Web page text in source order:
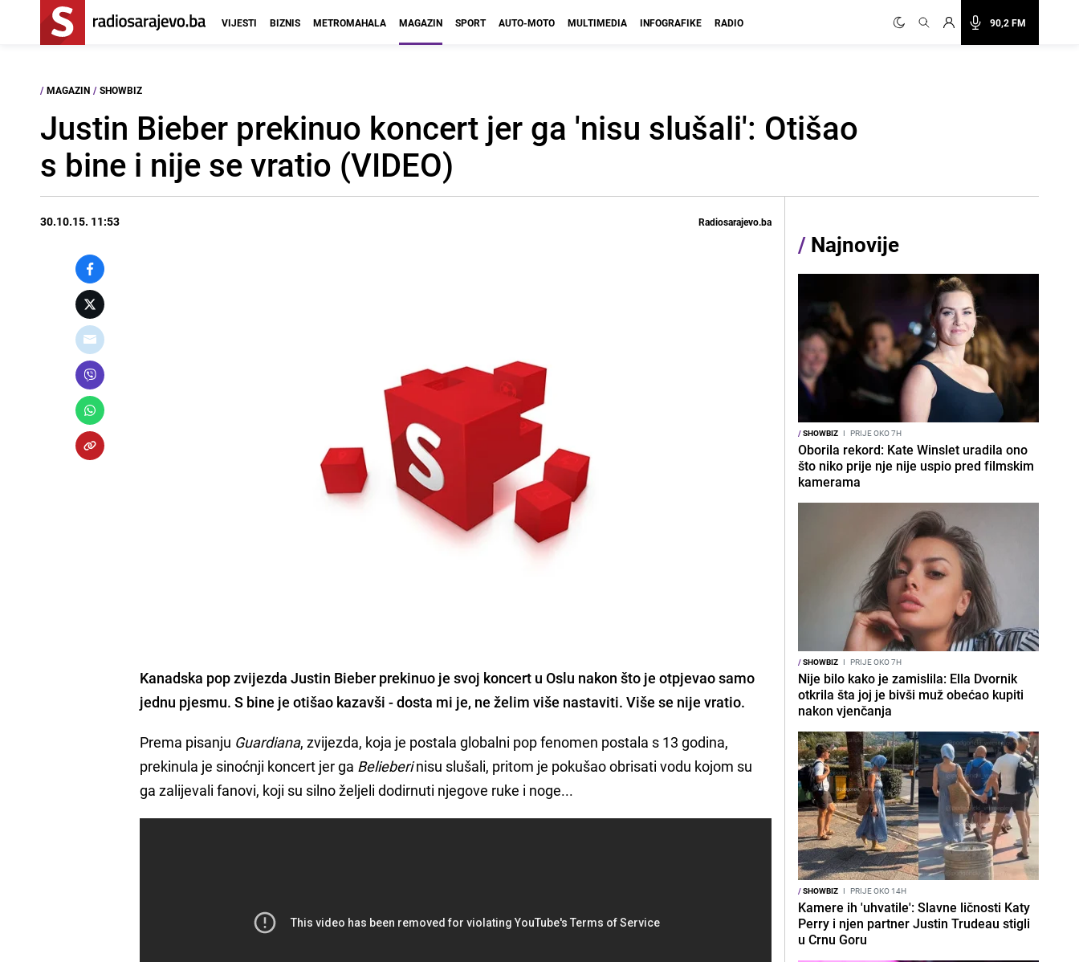
90,2 FM
VIJESTI BIZNIS METROMAHALA MAGAZIN SPORT AUTO-MOTO MULTIMEDIA INFOGRAFIKE RADIO
/ MAGAZIN / SHOWBIZ
Justin Bieber prekinuo koncert jer ga 'nisu slušali': Otišao
s bine i nije se vratio (VIDEO)
30.10.15. 11:53 Radiosarajevo.ba
Kanadska pop zvijezdaJustin Bieber prekinuo je svoj koncert u Oslu nakon što je otpjevao samo
jednu pjesmu. S bine je otišao kazavši -dosta mi je, ne želim više nastaviti. Više se nije vratio.
Prema pisanju Guardiana, zvijezda, koja je postala globalni pop fenomen postala s 13 godina,
prekinula je sinoćnji koncert jer ga Belieberinisu slušali, pritom je pokušao obrisati vodu kojom su
ga zalijevali fanovi, koji su silno željeli dodirnuti njegove ruke i noge...
/ Najnovije
/SHOWBIZ I PRIJE OKO 7H
Oborila rekord: Kate Winslet uradila ono
što niko prije nje nije uspio pred filmskim
kamerama
/SHOWBIZ I PRIJE OKO 7H
Nije bilo kako je zamislila: Ella Dvornik
otkrila šta joj je bivši muž obećao kupiti
nakon vjenčanja
/SHOWBIZ I PRIJE OKO 14H
Kamere ih 'uhvatile': Slavne ličnosti Katy
Perry i njen partner Justin Trudeau stigli
u Crnu Goru